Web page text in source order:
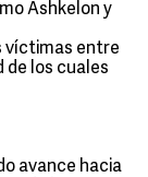
Ashkelon y
víctimas entre
de los cuales
avance hacia